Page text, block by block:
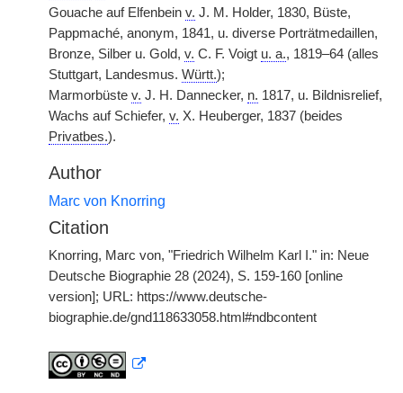
Gouache auf Elfenbein v. J. M. Holder, 1830, Büste,
Pappmaché, anonym, 1841, u. diverse Porträtmedaillen,
Bronze, Silber u. Gold, v. C. F. Voigt u. a., 1819–64 (alles
Stuttgart, Landesmus. Württ.);
Marmorbüste v. J. H. Dannecker, n. 1817, u. Bildnisrelief,
Wachs auf Schiefer, v. X. Heuberger, 1837 (beides
Privatbes.).
Author
Marc von Knorring
Citation
Knorring, Marc von, "Friedrich Wilhelm Karl I." in: Neue
Deutsche Biographie 28 (2024), S. 159-160 [online
version]; URL: https://www.deutsche-
biographie.de/gnd118633058.html#ndbcontent